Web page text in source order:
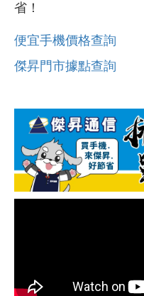
省！
便宜手機價格查詢
傑昇門市據點查詢